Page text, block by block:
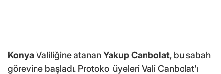
Konya Valiliğine atananYakup Canbolat, bu sabah
görevine başladı. Protokol üyeleri Vali Canbolat'ı